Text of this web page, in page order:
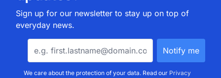
Sign up for our newsletter to stay up on top of
everyday news.
We care about the protection of your data. Read our Privacy